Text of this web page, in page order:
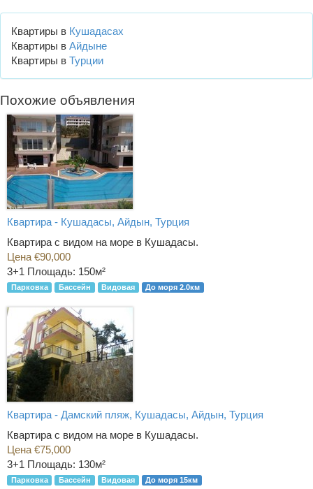
Квартиры в Кушадасах
Квартиры в Айдыне
Квартиры в Турции
Похожие объявления
Квартира - Кушадасы, Айдын, Турция
Квартира с видом на море в Кушадасы.
Цена €90,000
3+1 Площадь: 150м²
Парковка Бассейн Видовая До моря 2.0км
Квартира - Дамский пляж, Кушадасы, Айдын, Турция
Квартира с видом на море в Кушадасы.
Цена €75,000
3+1 Площадь: 130м²
Парковка Бассейн Видовая До моря 15км